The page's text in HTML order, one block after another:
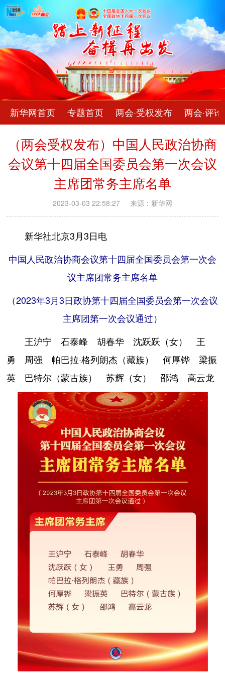
新华网首页 专题首页 两会·受权发布 两会·评论
（两会受权发布）中国人民政治协商
会议第十四届全国委员会第一次会议
主席团常务主席名单
2023-03-03 22:58:27 来源：新华网
新华社北京3月3日电
中国人民政治协商会议第十四届全国委员会第一次会
议主席团常务主席名单
（2023年3月3日政协第十四届全国委员会第一次会议
主席团第一次会议通过）
王沪宁 石泰峰 胡春华 沈跃跃（女） 王
勇 周强 帕巴拉·格列朗杰（藏族） 何厚铧 梁振
英 巴特尔（蒙古族） 苏辉（女） 邵鸿 高云龙